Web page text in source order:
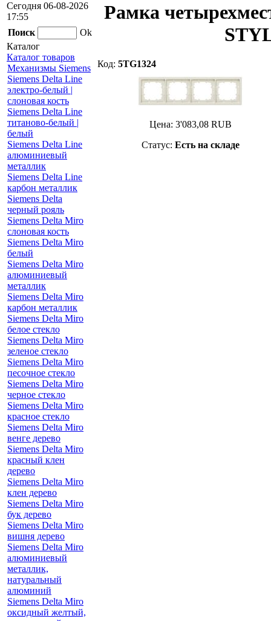
Сегодня 06-08-2026
17:55
Поиск
Ok
Каталог
Каталог товаров
Механизмы Siemens
Siemens Delta Line
электро-белый |
слоновая кость
Siemens Delta Line
титаново-белый |
белый
Siemens Delta Line
алюминиевый
металлик
Siemens Delta Line
карбон металлик
Siemens Delta
черный рояль
Siemens Delta Miro
слоновая кость
Siemens Delta Miro
белый
Siemens Delta Miro
алюминиевый
металлик
Siemens Delta Miro
карбон металлик
Siemens Delta Miro
белое стекло
Siemens Delta Miro
зеленое стекло
Siemens Delta Miro
песочное стекло
Siemens Delta Miro
черное стекло
Siemens Delta Miro
красное стекло
Siemens Delta Miro
венге дерево
Siemens Delta Miro
красный клен
дерево
Siemens Delta Miro
клен дерево
Siemens Delta Miro
бук дерево
Siemens Delta Miro
вишня дерево
Siemens Delta Miro
алюминиевый
металлик,
натуральный
алюминий
Siemens Delta Miro
оксидный желтый,
Рамка
Код: 5TG1324
Цена: 3'083,08RUB
Статус: Есть на складе